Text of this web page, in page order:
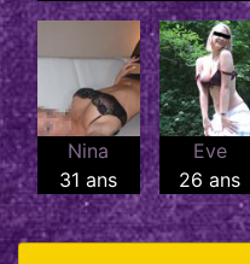
Nina
31 ans
Eve
26 ans